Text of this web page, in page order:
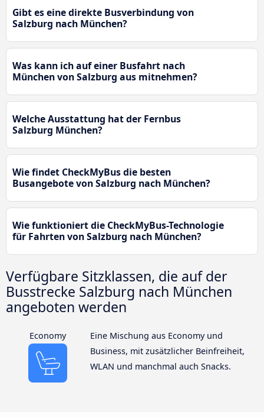
Gibt es eine direkte Busverbindung von
Salzburg nach München?
Was kann ich auf einer Busfahrt nach
München von Salzburg aus mitnehmen?
Welche Ausstattung hat der Fernbus
Salzburg München?
Wie findet CheckMyBus die besten
Busangebote von Salzburg nach München?
Wie funktioniert die CheckMyBus-Technologie
für Fahrten von Salzburg nach München?
Verfügbare Sitzklassen, die auf der
Busstrecke Salzburg nach München
angeboten werden
Economy
Eine Mischung aus Economy und
Business, mit zusätzlicher Beinfreiheit,
WLAN und manchmal auch Snacks.